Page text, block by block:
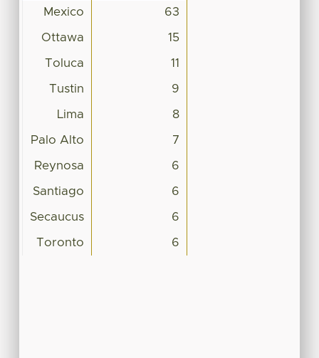
Mexico 63
Ottawa 15
Toluca 11
Tustin 9
Lima 8
Palo Alto 7
Reynosa 6
Santiago 6
Secaucus 6
Toronto 6